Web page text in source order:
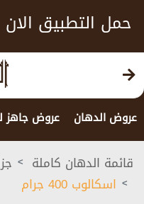
حمل التطبيق الان
عروض الدهان عروض جاهز
قائمة الدهان كاملة
اسكالوب 400 جرام